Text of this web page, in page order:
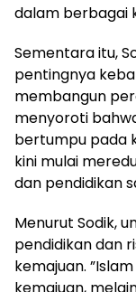
dalam berbagai
Sementara itu,
pentingnya
membangun
menyoroti
bertumpu pada
kini mulai
dan pendidikan
Menurut Sodik,
pendidikan dan
kemajuan.